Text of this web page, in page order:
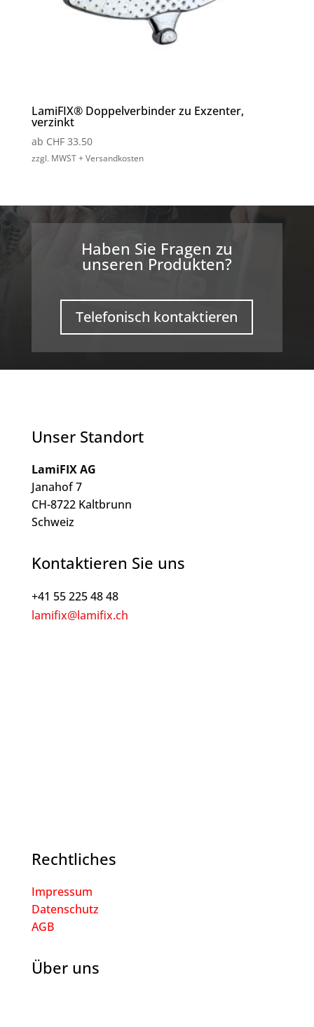
LamiFIX® Doppelverbinder zu Exzenter,
verzinkt
ab CHF33.50
zzgl. MWST + Versandkosten
Haben Sie Fragen zu
unseren Produkten?
Telefonisch kontaktieren
Unser Standort
LamiFIX AG
Janahof 7
CH-8722 Kaltbrunn
Schweiz
Kontaktieren Sie uns
+41 55 225 48 48
lamifix@lamifix.ch
Rechtliches
Impressum
Datenschutz
AGB
Über uns